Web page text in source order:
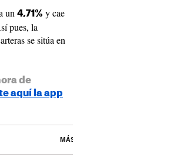
un 4,71% y cae
pues, la
se sitúa en
de
aquí la app
MÁS